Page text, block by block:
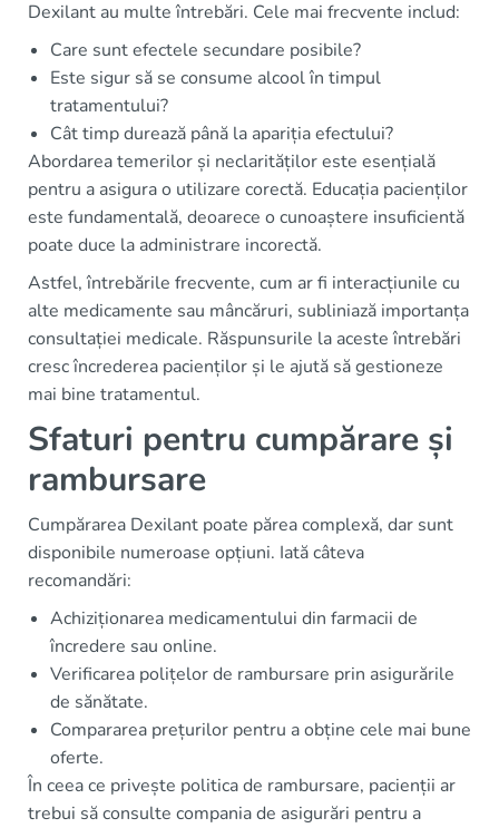
Dexilant au multe întrebări. Cele mai frecvente includ:
Care sunt efectele secundare posibile?
Este sigur să se consume alcool în timpul
tratamentului?
Cât timp durează până la apariția efectului?
Abordarea temerilor și neclarităților este esențială
pentru a asigura o utilizare corectă. Educația pacienților
este fundamentală, deoarece o cunoaștere insuficientă
poate duce la administrare incorectă.
Astfel, întrebările frecvente, cum ar fi interacțiunile cu
alte medicamente sau mâncăruri, subliniază importanța
consultației medicale. Răspunsurile la aceste întrebări
cresc încrederea pacienților și le ajută să gestioneze
mai bine tratamentul.
Sfaturi pentru cumpărare și
rambursare
Cumpărarea Dexilant poate părea complexă, dar sunt
disponibile numeroase opțiuni. Iată câteva
recomandări:
Achiziționarea medicamentului din farmacii de
încredere sau online.
Verificarea polițelor de rambursare prin asigurările
de sănătate.
Compararea prețurilor pentru a obține cele mai bune
oferte.
În ceea ce privește politica de rambursare, pacienții ar
trebui să consulte compania de asigurări pentru a